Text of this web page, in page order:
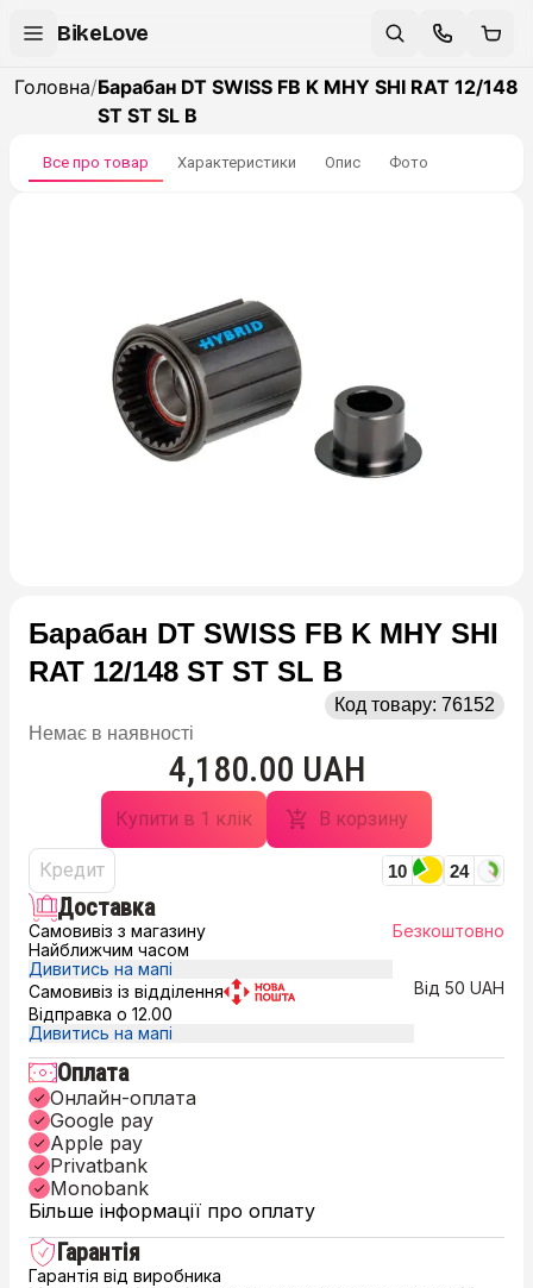
BikeLove
Головна/Барабан DT SWISS FB K MHY SHI RAT 12/148
ST ST SL B
Все про товар Характеристики Опис Фото
Барабан DT SWISS FB K MHY SHI
RAT 12/148 ST ST SL B
Код товару: 76152
Немає в наявності
4,180.00 UAH
Купити в 1 клік В корзину
Кредит 10 24
Доставка
Самовивіз з магазину
Найближчим часом
Дивитись на мапі
Безкоштовно
Самовивіз із відділення
Відправка о 12.00
Дивитись на мапі
Від 50 UAH
Оплата
Онлайн-оплата
Google pay
Apple pay
Privatbank
Monobank
Більше інформації про оплату
Гарантія
Гарантія від виробника